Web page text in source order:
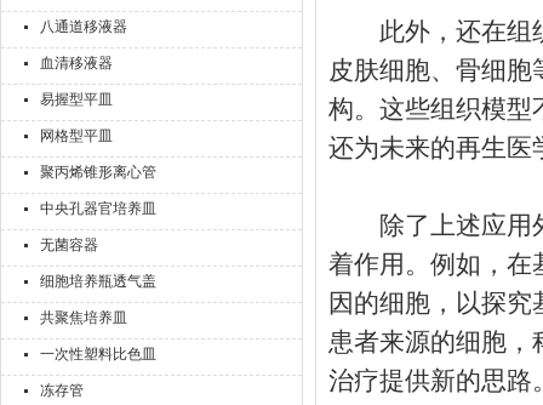
八通道移液器
血清移液器
易握型平皿
网格型平皿
聚丙烯锥形离心管
中央孔器官培养皿
无菌容器
细胞培养瓶透气盖
共聚焦培养皿
一次性塑料比色皿
冻存管
此外，还在组织
皮肤细胞、骨细
构。这些组织模型
还为未来的再生医
除了上述应用外
着作用。例如，在
因的细胞，以探
患者来源的细胞，
治疗提供新的思路